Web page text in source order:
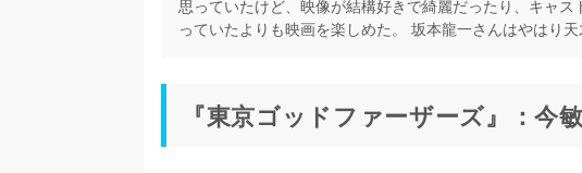
思っていたけど、映像が結構好きで綺麗だったり、キャ
っていたよりも映画を楽しめた。 坂本龍一さんはやはり天
『東京ゴッドファーザーズ』：今